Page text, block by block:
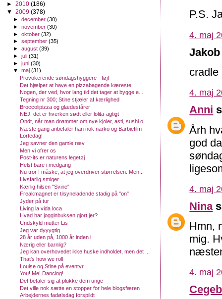
P.S.
4. maj
cradle
4. maj
Anni
Årh
god
4. maj
Nina
Hmn,
mig.
4. maj
► 2010 (186)
▼ 2009 (378)
►december(30)
►november(30)
►oktober(32)
►september(35)
►august(39)
►juli(31)
►juni(30)
▼maj(31)
Provokerende søndagshyggere - føj!
Det hjælper at have en pizzabagende kæreste
Nogen, der ved, hvor lang tid det tager at bygge e...
Tegning nr 300; Stine stjæler af kærlighed
Broccolipizza og glædestårer
NEJ, det er hverken sødt eller lolita-agtigt
Ondt, når man drømmer om nye kjoler, asti, sushi o...
Næste gang anbefaler han nok narko og Barbiefilm
Lortedag!
Jeg savner den gamle ræv
Men vi ofrer os
Post-its er naturens legetøj
Helst bare i medgang
Nu tror I måske, at jeg overdriver størrelsen. Men...
Livsfarlig smiger
Kærlig hilsen "Svine"
Freakmagnet er tilsyneladende stadig på "on"
Jyder på tur
Living la vida loca
Hvad har jogginbuksen gjort jer?
Undskyld mutter Lis
Jeg var dyyygtig
28 år uden på, 1000 år inden i
Nærig eller barnlig?
Jeg kan overhovedet ikke huske indholdet, men det ...
That's how we roll
Louise og Stine på eventyr
You! Me! Dancing!
Det betaler sig at plukke dem unge
Det ville nok sætte en stopper for hele blogsfæren
Arbejdernes fadølsdag forspildt